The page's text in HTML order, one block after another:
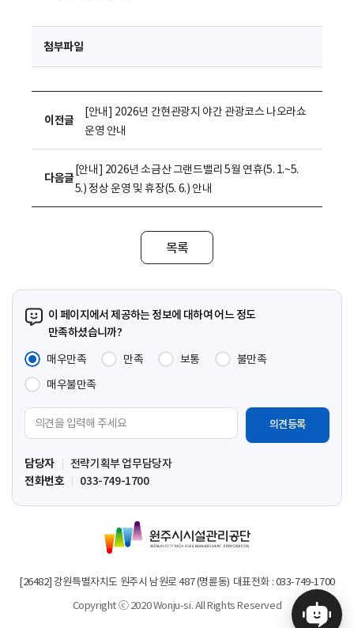
첨부파일
이전글
[안내] 2026년 간현관광지 야간 관광코스 나오라쇼
운영 안내
다음글
[안내] 2026년 소금산 그랜드밸리 5월 연휴(5. 1.~5.
5.) 정상 운영 및 휴장(5. 6.) 안내
목록
이 페이지에서 제공하는 정보에 대하여 어느 정도
만족하셨습니까?
매우만족
만족 보통
불만족
매우불만족
견
입
력
담당자
전략기획부 업무담당자
전화번호
033-749-1700
원
주
시
설
[26482] 강원특별자치도 원주시 남원로 487 (명륜동) 대표전화 : 033-749-1700
Copyright ⓒ 2020 Wonju-si. All Rights Reserved